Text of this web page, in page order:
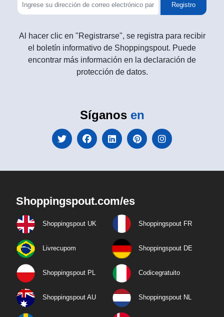
Registro
Al hacer clic en "Registrarse", se registra para recibir
el boletín informativo de Shoppingspout. Puede
encontrar más información en la declaración de
protección de datos.
Síganos en
Shoppingspout.com/es
Shoppingspout UK Shoppingspout FR
Livrecupom Shoppingspout DE
Shoppingspout PL Codicegratuito
Shoppingspout AU Shoppingspout NL